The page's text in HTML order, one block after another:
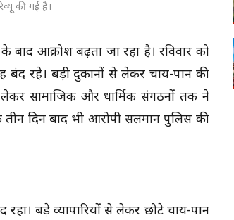
की गई है।
बाद आक्रोश बढ़ता जा रहा है। रविवार को
बंद रहे। बड़ी दुकानों से लेकर चाय-पान की
लेकर सामाजिक और धार्मिक संगठनों तक ने
तीन दिन बाद भी आरोपी सलमान पुलिस की
बड़े व्यापारियों से लेकर छोटे चाय-पान